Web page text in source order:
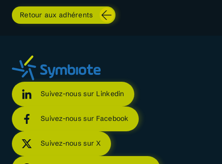
Retour aux adhérents
Suivez-nous sur Linkedin
Suivez-nous sur Facebook
Suivez-nous sur X